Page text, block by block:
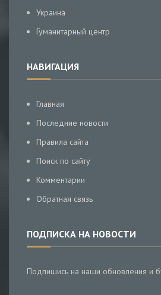
Украина
Гуманитарный центр
НАВИГАЦИЯ
Главная
Последние новости
Правила сайта
Поиск по сайту
Комментарии
Обратная связь
ПОДПИСКА НА НОВОСТИ
Подпишись на наши обновления и